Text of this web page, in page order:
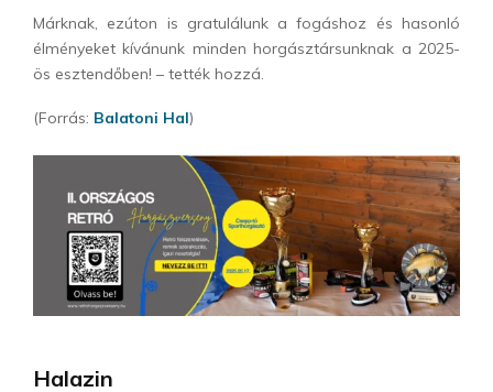
Márknak, ezúton is gratulálunk a fogáshoz és hasonló
élményeket kívánunk minden horgásztársunknak a 2025-
ös esztendőben! – tették hozzá.
(Forrás: Balatoni Hal)
Halazin